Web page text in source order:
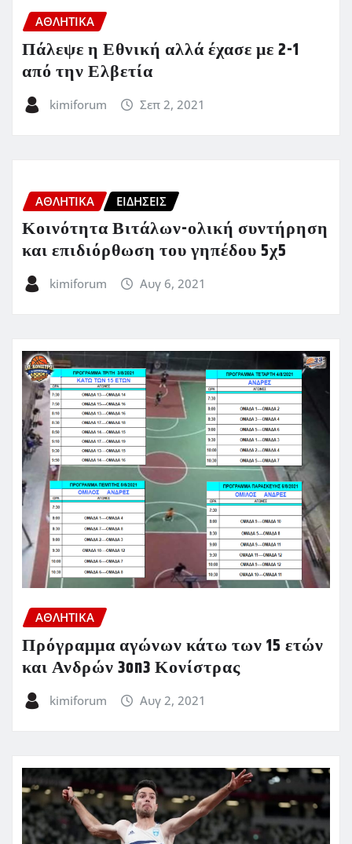
ΑΘΛΗΤΙΚΑ
Πάλεψε η Εθνική αλλά έχασε με 2-1
από την Ελβετία
kimiforum Σεπ 2, 2021
ΑΘΛΗΤΙΚΑ ΕΙΔΗΣΕΙΣ
Κοινότητα Βιτάλων-ολική συντήρηση
και επιδιόρθωση του γηπέδου 5χ5
kimiforum Αυγ 6, 2021
ΑΘΛΗΤΙΚΑ
Πρόγραμμα αγώνων κάτω των 15 ετών
και Ανδρών 3on3 Κονίστρας
kimiforum Αυγ 2, 2021